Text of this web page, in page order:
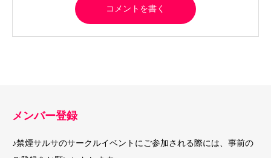
メンバー登録
♪禁煙サルサのサークルイベントにご参加される際には、事前の